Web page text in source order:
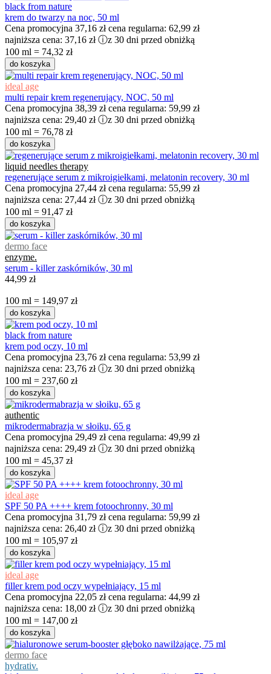
black from nature
krem do twarzy na noc, 50 ml
Cena promocyjna 37,16 zł cena regularna: 62,99 zł
najniższa cena: 37,16 zł ⓘz 30 dni przed obniżką
100 ml = 74,32 zł
do koszyka
ideal age
multi repair krem regenerujący, NOC, 50 ml
Cena promocyjna 38,39 zł cena regularna: 59,99 zł
najniższa cena: 29,40 zł ⓘz 30 dni przed obniżką
100 ml = 76,78 zł
do koszyka
liquid needles therapy
regenerujące serum z mikroigiełkami, melatonin recovery, 30 ml
Cena promocyjna 27,44 zł cena regularna: 55,99 zł
najniższa cena: 27,44 zł ⓘz 30 dni przed obniżką
100 ml = 91,47 zł
do koszyka
dermo face
enzyme.
serum - killer zaskórników, 30 ml
44,99 zł
100 ml = 149,97 zł
do koszyka
black from nature
krem pod oczy, 10 ml
Cena promocyjna 23,76 zł cena regularna: 53,99 zł
najniższa cena: 23,76 zł ⓘz 30 dni przed obniżką
100 ml = 237,60 zł
do koszyka
authentic
mikrodermabrazja w słoiku, 65 g
Cena promocyjna 29,49 zł cena regularna: 49,99 zł
najniższa cena: 29,49 zł ⓘz 30 dni przed obniżką
100 ml = 45,37 zł
do koszyka
ideal age
SPF 50 PA ++++ krem fotoochronny, 30 ml
Cena promocyjna 31,79 zł cena regularna: 59,99 zł
najniższa cena: 26,40 zł ⓘz 30 dni przed obniżką
100 ml = 105,97 zł
do koszyka
ideal age
filler krem pod oczy wypełniający, 15 ml​
Cena promocyjna 22,05 zł cena regularna: 44,99 zł
najniższa cena: 18,00 zł ⓘz 30 dni przed obniżką
100 ml = 147,00 zł
do koszyka
dermo face
hydrativ.